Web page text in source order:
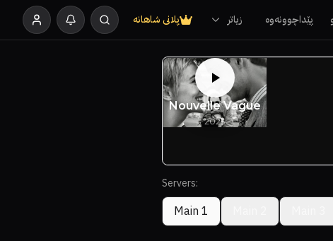
پێداچوونەوە زیاتر پلانی شاهانە
Servers:
Main 1